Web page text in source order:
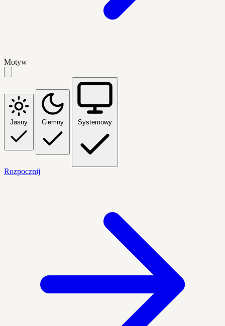
Motyw
Jasny Ciemny Systemowy
Rozpocznij